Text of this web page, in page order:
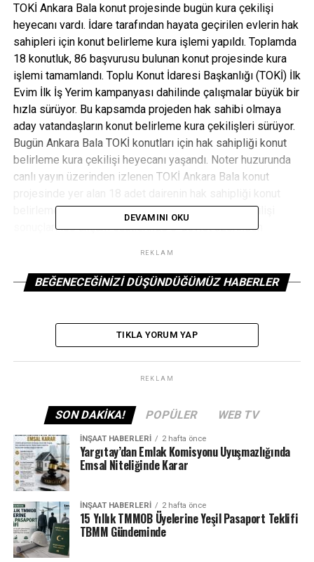
TOKİ Ankara Bala konut projesinde bugün kura çekilişi
heyecanı vardı. İdare tarafından hayata geçirilen evlerin hak
sahipleri için konut belirleme kura işlemi yapıldı. Toplamda
18 konutluk, 86 başvurusu bulunan konut projesinde kura
işlemi tamamlandı. Toplu Konut İdaresi Başkanlığı (TOKİ) İlk
Evim İlk İş Yerim kampanyası dahilinde çalışmalar büyük bir
hızla sürüyor. Bu kapsamda projeden hak sahibi olmaya
aday vatandaşların konut belirleme kura çekilişleri sürüyor.
Bugün Ankara Bala TOKİ konutları için hak sahipliği konut
belirleme kura çekilişi heyecanı yaşandı. Noter huzurunda
canlı yayın üzerinden izlenen TOKİ Ankara Bala konut
belirleme kura çekilişi tamamlanmış oldu. Kura çekilişi
sonuçları ise akşam saatlerinde e-devlet üzerinden
11 daireli Aydın Nazilli TOKİ hak sahipliği konut belirleme
kurası yapıldı
TOKİ o ilde konut satışı için başvuru almaya başladı!
DEVAMINI OKU
REKLAM
BEĞENECEĞINIZI DÜŞÜNDÜĞÜMÜZ HABERLER
TIKLA YORUM YAP
REKLAM
SON DAKIKA! POPÜLER WEB TV
İNŞAAT HABERLERI 2 hafta önce
Yargıtay’dan Emlak Komisyonu Uyuşmazlığında
Emsal Niteliğinde Karar
İNŞAAT HABERLERI 2 hafta önce
15 Yıllık TMMOB Üyelerine Yeşil Pasaport Teklifi
TBMM Gündeminde